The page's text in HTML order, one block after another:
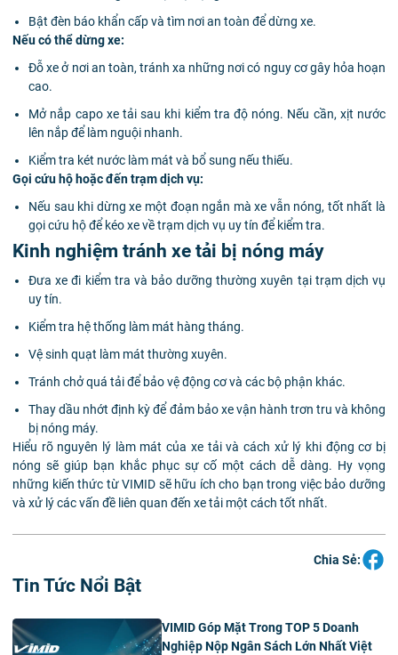
Bật đèn báo khẩn cấp và tìm nơi an toàn để dừng xe.
Nếu có thể dừng xe:
Đỗ xe ở nơi an toàn, tránh xa những nơi có nguy cơ gây hỏa hoạn
cao.
Mở nắp capo xe tải sau khi kiểm tra độ nóng. Nếu cần, xịt nước
lên nắp để làm nguội nhanh.
Kiểm tra két nước làm mát và bổ sung nếu thiếu.
Gọi cứu hộ hoặc đến trạm dịch vụ:
Nếu sau khi dừng xe một đoạn ngắn mà xe vẫn nóng, tốt nhất là
gọi cứu hộ để kéo xe về trạm dịch vụ uy tín để kiểm tra.
Kinh nghiệm tránh xe tải bị nóng máy
Đưa xe đi kiểm tra và bảo dưỡng thường xuyên tại trạm dịch vụ
uy tín.
Kiểm tra hệ thống làm mát hàng tháng.
Vệ sinh quạt làm mát thường xuyên.
Tránh chở quá tải để bảo vệ động cơ và các bộ phận khác.
Thay dầu nhớt định kỳ để đảm bảo xe vận hành trơn tru và không
bị nóng máy.
Hiểu rõ nguyên lý làm mát của xe tải và cách xử lý khi động cơ bị
nóng sẽ giúp bạn khắc phục sự cố một cách dễ dàng. Hy vọng
những kiến thức từ VIMID sẽ hữu ích cho bạn trong việc bảo dưỡng
và xử lý các vấn đề liên quan đến xe tải một cách tốt nhất.
Chia Sẻ:
Tin Tức Nổi Bật
VIMID Góp Mặt Trong TOP 5 Doanh
Nghiệp Nộp Ngân Sách Lớn Nhất Việt